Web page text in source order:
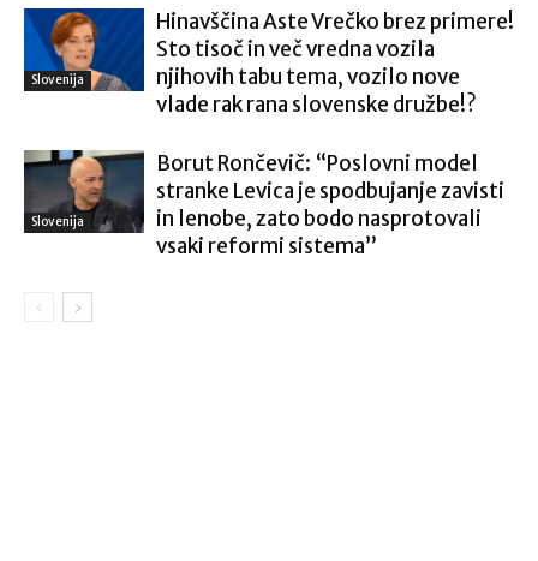
Slovenija
Hinavščina Aste Vrečko brez primere!
Sto tisoč in več vredna vozila
njihovih tabu tema, vozilo nove
vlade rak rana slovenske družbe!?
Slovenija
Borut Rončevič: “Poslovni model
stranke Levica je spodbujanje zavisti
in lenobe, zato bodo nasprotovali
vsaki reformi sistema”